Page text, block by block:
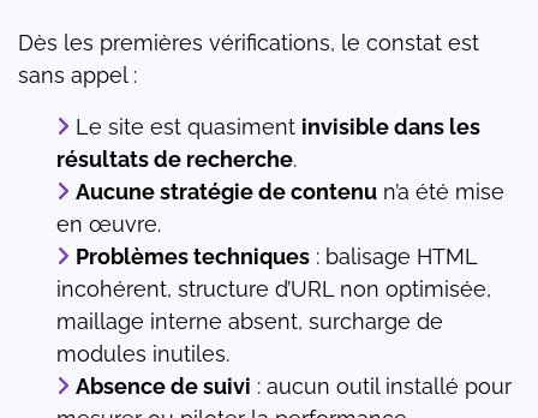
Dès les premières vérifications, le constat est
sans appel :
Le site est quasiment invisible dans les
résultats de recherche.
Aucune stratégie de contenu n’a été mise
en œuvre.
Problèmes techniques : balisage HTML
incohérent, structure d’URL non optimisée,
maillage interne absent, surcharge de
modules inutiles.
Absence de suivi : aucun outil installé pour